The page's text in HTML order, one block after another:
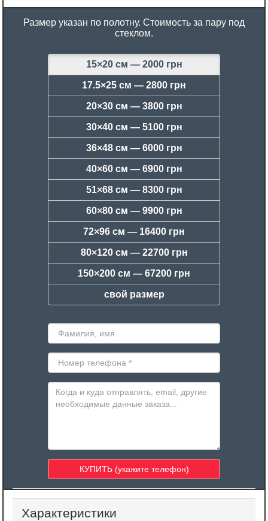
Размер указан по полотну. Стоимость за пару под
стеклом.
15×20 см — 2000 грн
17.5×25 см — 2800 грн
20×30 см — 3800 грн
30×40 см — 5100 грн
36×48 см — 6000 грн
40×60 см — 6900 грн
51×68 см — 8300 грн
60×80 см — 9900 грн
72×96 см — 16400 грн
80×120 см — 22700 грн
150×200 см — 67200 грн
свой размер
Характеристики